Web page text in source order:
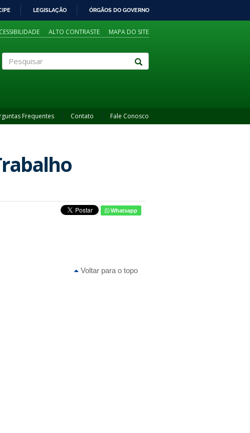
LEGISLAÇÃO ÓRGÃOS DO GOVERNO
ALTO CONTRASTE MAPA DO SITE
Frequentes Contato Fale Conosco
Whatsapp
Voltar para o topo